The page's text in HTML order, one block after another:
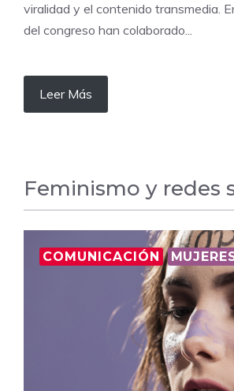
viralidad y el contenido transmedia.
del congreso han colaborado...
Leer Más
Feminismo y redes
COMUNICACIÓN